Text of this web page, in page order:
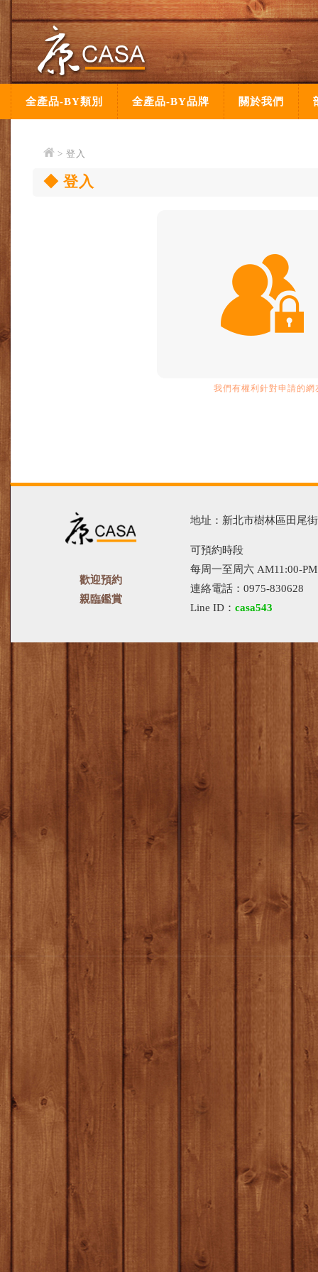
全產品-BY類別 全產品-BY品牌 關於我們
> 登入
登入
我們有權利針對申請的
歡迎預約
親臨鑑賞
地址：新北市樹林區田尾
可預約時段
每周一至周六 AM11:00-
連絡電話：0975-830628
Line ID： casa543